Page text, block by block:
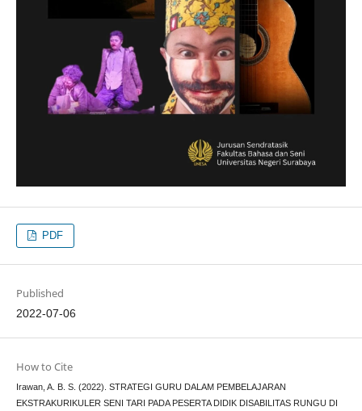
PDF
Published
2022-07-06
How to Cite
Irawan, A. B. S. (2022). STRATEGI GURU DALAM PEMBELAJARAN
EKSTRAKURIKULER SENI TARI PADA PESERTA DIDIK DISABILITAS RUNGU DI